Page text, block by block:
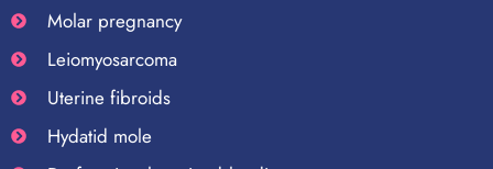
Molar pregnancy
Leiomyosarcoma
Uterine fibroids
Hydatid mole